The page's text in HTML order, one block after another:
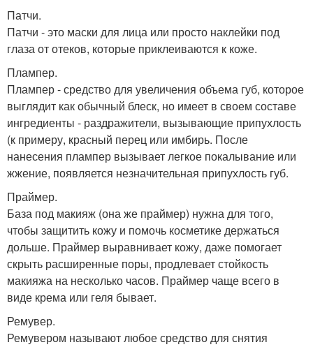
Патчи.
Патчи - это маски для лица или просто наклейки под
глаза от отеков, которые приклеиваются к коже.
Плампер.
Плампер - средство для увеличения объема губ, которое
выглядит как обычный блеск, но имеет в своем составе
ингредиенты - раздражители, вызывающие припухлость
(к примеру, красный перец или имбирь. После
нанесения плампер вызывает легкое покалывание или
жжение, появляется незначительная припухлость губ.
Праймер.
База под макияж (она же праймер) нужна для того,
чтобы защитить кожу и помочь косметике держаться
дольше. Праймер выравнивает кожу, даже помогает
скрыть расширенные поры, продлевает стойкость
макияжа на несколько часов. Праймер чаще всего в
виде крема или геля бывает.
Ремувер.
Ремувером называют любое средство для снятия